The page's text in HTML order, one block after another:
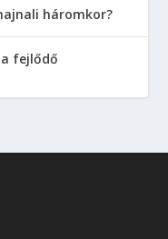
háromkor?
fejlődő